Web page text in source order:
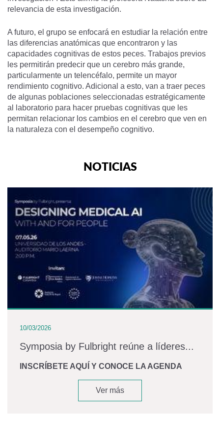
relevancia de esta investigación.
A futuro, el grupo se enfocará en estudiar la relación entre
las diferencias anatómicas que encontraron y las
capacidades cognitivas de estos peces. Trabajos previos
les permitirán predecir que un cerebro más grande,
particularmente un telencéfalo, permite un mayor
rendimiento cognitivo. Adicional a esto, van a traer peces
de algunas poblaciones seleccionadas estratégicamente
al laboratorio para hacer pruebas cognitivas que les
permitan relacionar los cambios en el cerebro que ven en
la naturaleza con el desempeño cognitivo.
NOTICIAS
10/03/2026
Symposia by Fulbright reúne a líderes...
INSCRÍBETE AQUÍ Y CONOCE LA AGENDA
Ver más